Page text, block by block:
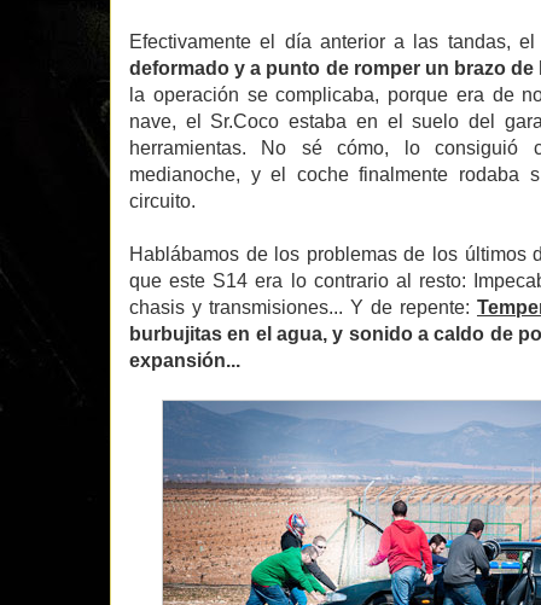
Efectivamente el día anterior a las tandas,
deformado y a punto de romper un brazo
la operación se complicaba, porque era de
nave, el Sr.Coco estaba en el suelo del
herramientas. No sé cómo, lo consiguió
medianoche, y el coche finalmente rodaba
circuito.
Hablábamos de los problemas de los últimos
que este S14 era lo contrario al resto:
chasis y transmisiones... Y de repente:
burbujitas en el agua, y sonido a caldo de
expansión...